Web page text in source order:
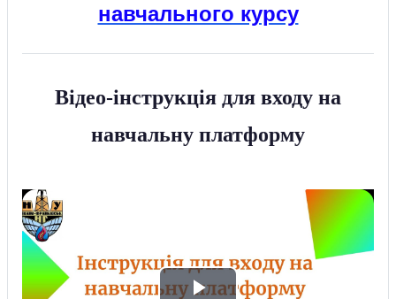
навчального курсу
Відео-інструкція для входу на
навчальну платформу